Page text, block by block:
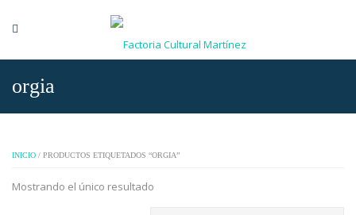
orgia
INICIO / PRODUCTOS ETIQUETADOS “ORGIA”
Mostrando el único resultado